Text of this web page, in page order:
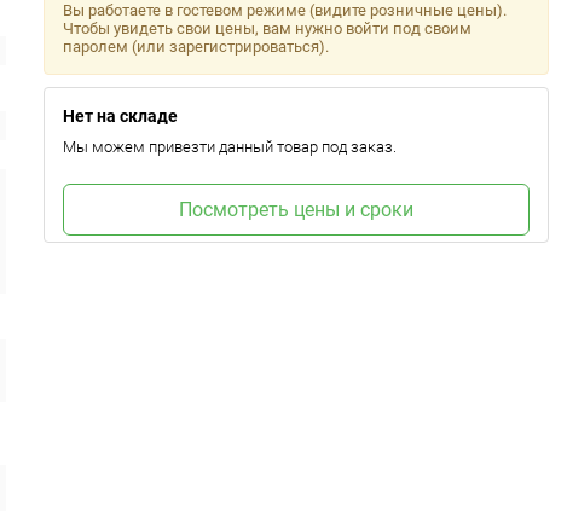
Вы работаете в гостевом режиме (видите розничные цены).
Чтобы увидеть свои цены, вам нужно войти под своим
паролем (или зарегистрироваться).
Нет на складе
Мы можем привезти данный товар под заказ.
Посмотреть цены и сроки